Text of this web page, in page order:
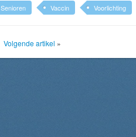
Senioren Vaccin Voorlichting
Volgende artikel »